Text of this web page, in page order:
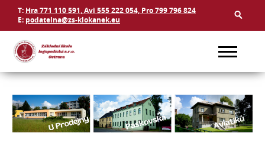
T: Hra 771 110 591, Avi 555 222 054, Pro 799 796 824
E: podatelna@zs-klokanek.eu